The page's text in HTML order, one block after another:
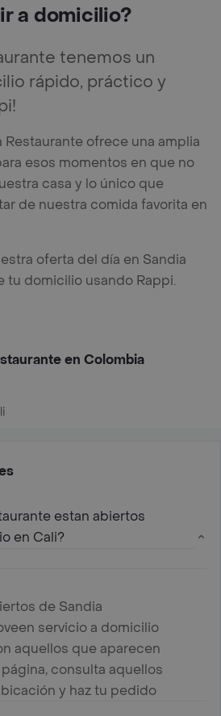
a domicilio?
tenemos un
rápido, práctico y
Restaurante ofrece una amplia
esos momentos en que no
casa y lo único que
de nuestra comida favorita en
oferta del día en Sandia
tu domicilio usando Rappi.
en Colombia
estan abiertos
en Cali?
de Sandia
servicio a domicilio
aquellos que aparecen
consulta aquellos
y haz tu pedido